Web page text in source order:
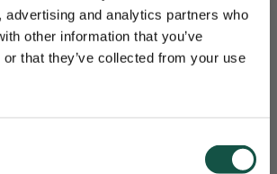
advertising and analytics partners who
other information that you’ve
that they’ve collected from your use
van Change-
Services
Nieuwsbrief
en trainingen.